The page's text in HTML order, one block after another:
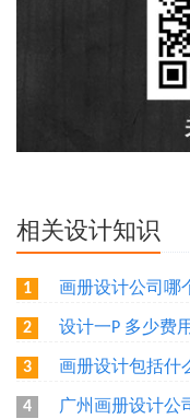
相关设计知识
1 画册设计公司哪
2 设计一P 多少费用？设计
3 画册设计包括什
4 广州画册设计公